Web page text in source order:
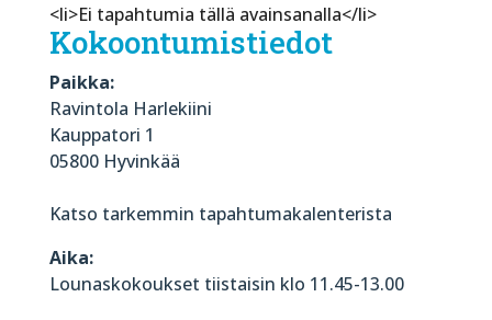
<li>Ei tapahtumia tällä avainsanalla</li>
Kokoontumistiedot
Paikka:
Ravintola Harlekiini
Kauppatori 1
05800 Hyvinkää
Katso tarkemmin tapahtumakalenterista
Aika:
Lounaskokoukset tiistaisin klo 11.45-13.00